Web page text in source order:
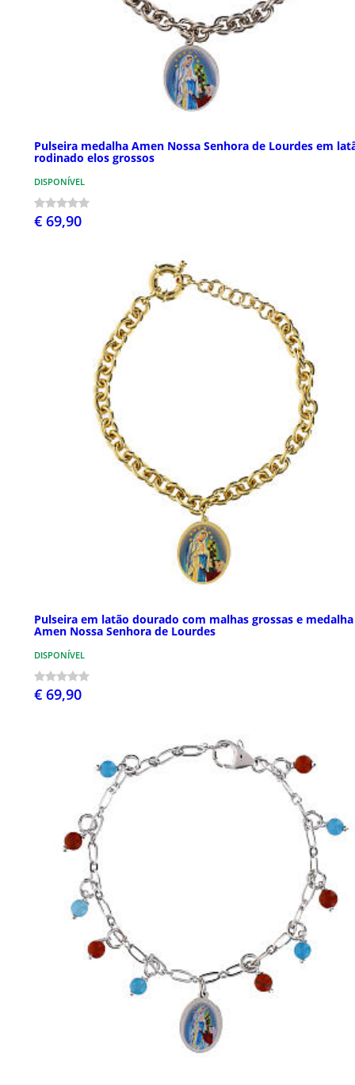
Pulseira medalha Amen Nossa Senhora de Lourdes em
rodinado elos grossos
DISPONÍVEL
€ 69,90
Pulseira em latão dourado com malhas grossas e medalha
Amen Nossa Senhora de Lourdes
DISPONÍVEL
€ 69,90